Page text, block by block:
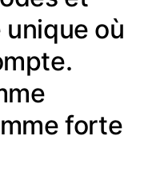
où
forte